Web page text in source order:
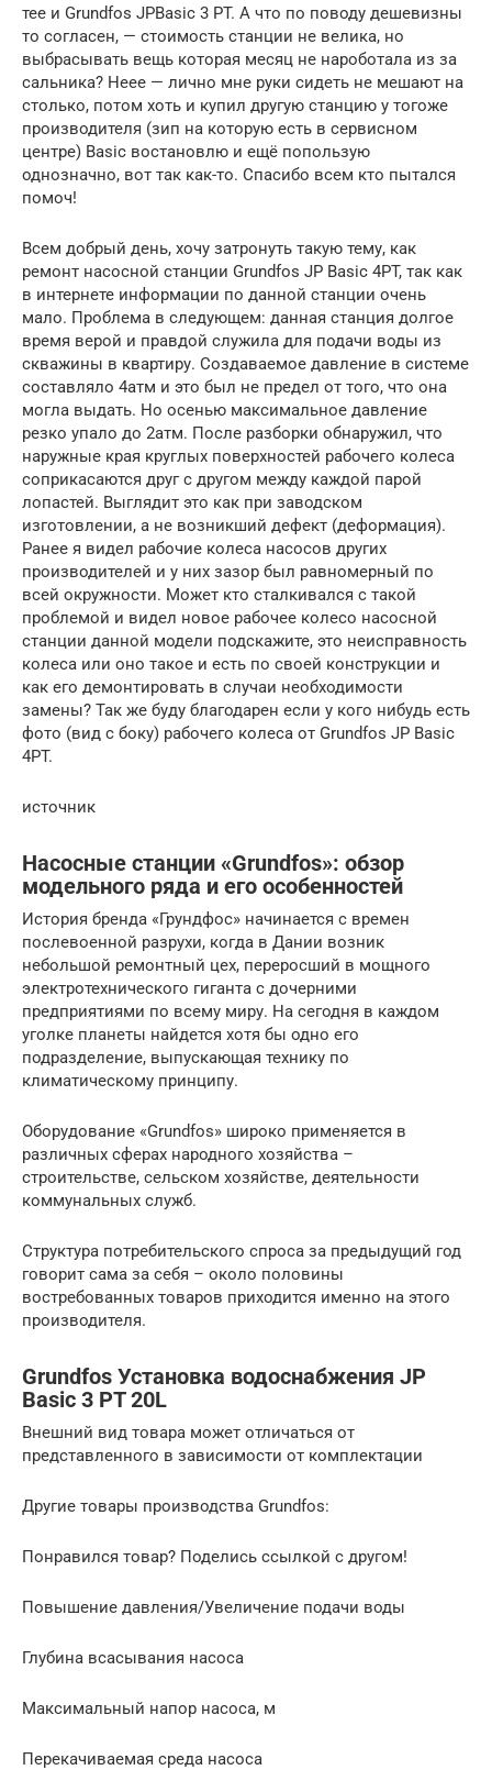
тее и Grundfos JPBasic 3 PT. А что по поводу дешевизны
то согласен, — стоимость станции не велика, но
выбрасывать вещь которая месяц не нароботала из за
сальника? Неее — лично мне руки сидеть не мешают на
столько, потом хоть и купил другую станцию у тогоже
производителя (зип на которую есть в сервисном
центре) Basic востановлю и ещё попользую
однозначно, вот так как-то. Спасибо всем кто пытался
помоч!
Всем добрый день, хочу затронуть такую тему, как
ремонт насосной станции Grundfos JP Basic 4PT, так как
в интернете информации по данной станции очень
мало. Проблема в следующем: данная станция долгое
время верой и правдой служила для подачи воды из
скважины в квартиру. Создаваемое давление в системе
составляло 4атм и это был не предел от того, что она
могла выдать. Но осенью максимальное давление
резко упало до 2атм. После разборки обнаружил, что
наружные края круглых поверхностей рабочего колеса
соприкасаются друг с другом между каждой парой
лопастей. Выглядит это как при заводском
изготовлении, а не возникший дефект (деформация).
Ранее я видел рабочие колеса насосов других
производителей и у них зазор был равномерный по
всей окружности. Может кто сталкивался с такой
проблемой и видел новое рабочее колесо насосной
станции данной модели подскажите, это неисправность
колеса или оно такое и есть по своей конструкции и
как его демонтировать в случаи необходимости
замены? Так же буду благодарен если у кого нибудь есть
фото (вид с боку) рабочего колеса от Grundfos JP Basic
4PT.
источник
Насосные станции «Grundfos»: обзор
модельного ряда и его особенностей
История бренда «Грундфос» начинается с времен
послевоенной разрухи, когда в Дании возник
небольшой ремонтный цех, переросший в мощного
электротехнического гиганта с дочерними
предприятиями по всему миру. На сегодня в каждом
уголке планеты найдется хотя бы одно его
подразделение, выпускающая технику по
климатическому принципу.
Оборудование «Grundfos» широко применяется в
различных сферах народного хозяйства –
строительстве, сельском хозяйстве, деятельности
коммунальных служб.
Структура потребительского спроса за предыдущий год
говорит сама за себя – около половины
востребованных товаров приходится именно на этого
производителя.
Grundfos Установка водоснабжения JP
Basic 3 PT 20L
Внешний вид товара может отличаться от
представленного в зависимости от комплектации
Другие товары производства Grundfos:
Понравился товар? Поделись ссылкой с другом!
Повышение давления/Увеличение подачи воды
Глубина всасывания насоса
Максимальный напор насоса, м
Перекачиваемая среда насоса